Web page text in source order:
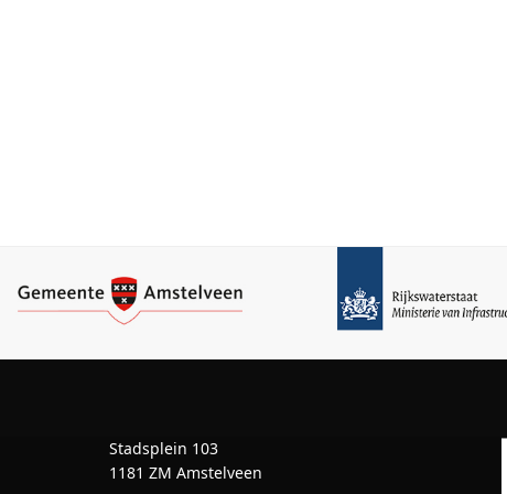
Stadsplein 103
1181 ZM Amstelveen